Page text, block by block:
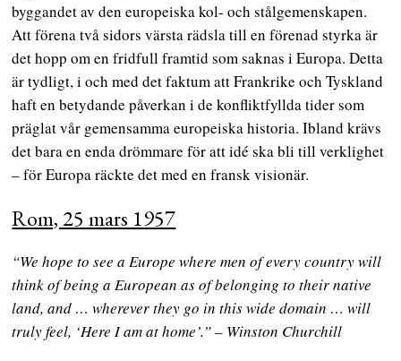
byggandet av den europeiska kol- och stålgemenskapen.
Att förena två sidors värsta rädsla till en förenad styrka är
det hopp om en fridfull framtid som saknas i Europa. Detta
är tydligt, i och med det faktum att Frankrike och Tyskland
haft en betydande påverkan i de konfliktfyllda tider som
präglat vår gemensamma europeiska historia. Ibland krävs
det bara en enda drömmare för att idé ska bli till verklighet
– för Europa räckte det med en fransk visionär.
Rom, 25 mars 1957
“We hope to see a Europe where men of every country will
think of being a European as of belonging to their native
land, and … wherever they go in this wide domain … will
truly feel, ‘Here I am at home’.”– Winston Churchill